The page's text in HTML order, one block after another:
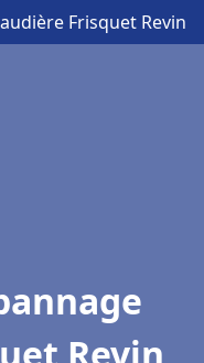
Frisquet Revin